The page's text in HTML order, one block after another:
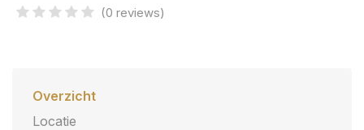
(0 reviews)
Overzicht
Locatie